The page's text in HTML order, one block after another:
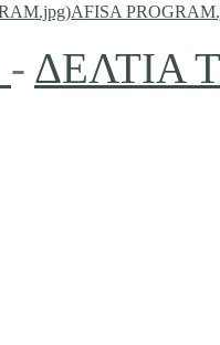
AFISA
- ΔΕΛΤΙΑ